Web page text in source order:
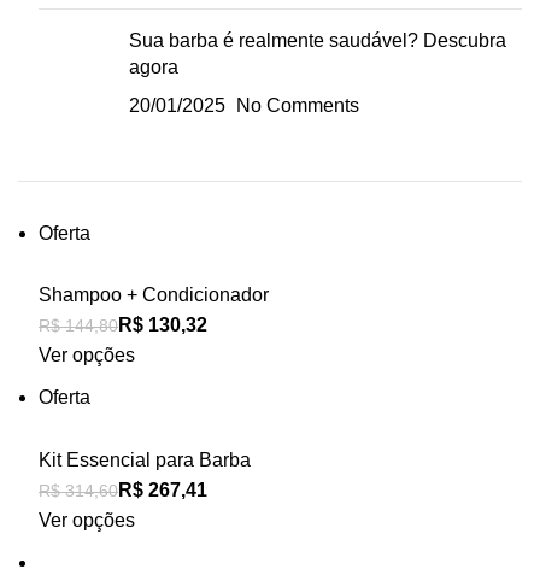
Sua barba é realmente saudável? Descubra
agora
20/01/2025
No Comments
Oferta
Shampoo + Condicionador
R$
R$
Ver opções
Oferta
Kit Essencial para Barba
R$
R$
Ver opções